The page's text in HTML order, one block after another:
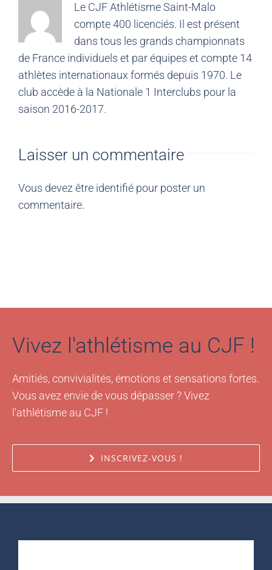
Le CJF Athlétisme Saint-Malo
compte 400 licenciés. Il est présent
dans tous les grands championnats
de France individuels et par équipes et compte 14
athlètes internationaux formés depuis 1970. Le
club accède à la Nationale 1 Interclubs pour la
saison 2016-2017.
Laisser un commentaire
Vous devez être identifié pour poster un
commentaire.
Vivez l'athlétisme au CJF !
Amitiés, convivialités, émotions et sensations fortes.
Vous avez envie de vous dépasser ? Vivez
l'athlétisme au CJF !
INSCRIVEZ-VOUS !